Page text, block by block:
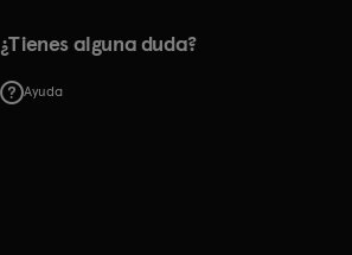
¿Tienes alguna duda?
Ayuda